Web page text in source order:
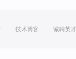
技术博客 诚聘英才